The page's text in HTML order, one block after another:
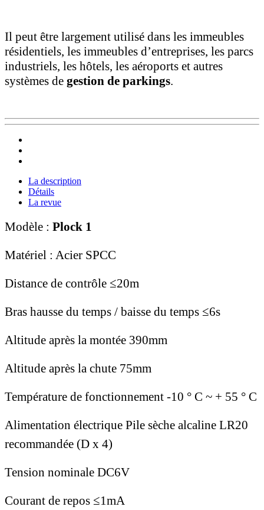
Il peut être largement utilisé dans les immeubles
résidentiels, les immeubles d’entreprises, les parcs
industriels, les hôtels, les aéroports et autres
systèmes de gestion de parkings.
La description
Détails
La revue
Modèle : Plock 1
Matériel : Acier SPCC
Distance de contrôle ≤20m
Bras hausse du temps / baisse du temps ≤6s
Altitude après la montée 390mm
Altitude après la chute 75mm
Température de fonctionnement -10 ° C ~ + 55 ° C
Alimentation électrique Pile sèche alcaline LR20
recommandée (D x 4)
Tension nominale DC6V
Courant de repos ≤1mA